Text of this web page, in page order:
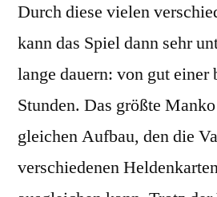
Durch diese vielen
kann das Spiel dann sehr
lange dauern: von gut einer
Stunden. Das größte
gleichen Aufbau, den die
verschiedenen